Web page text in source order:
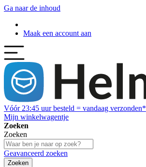
Ga naar de inhoud
Maak een account aan
Vóór 23:45 uur besteld = vandaag verzonden*
Mijn winkelwagentje
Zoeken
Zoeken
Geavanceerd zoeken
Zoeken